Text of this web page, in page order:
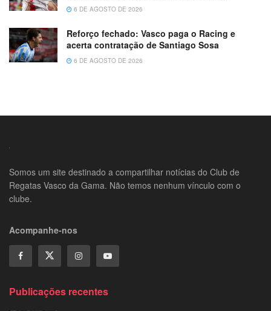
6 DE AGOSTO DE 2026
Reforço fechado: Vasco paga o Racing e
acerta contratação de Santiago Sosa
6 DE AGOSTO DE 2026
Somos um site destinado a compartilhar notícias do Club de
Regatas Vasco da Gama. Não temos nenhum vínculo com o
clube.
Acompanhe-nos
Publicações recentes